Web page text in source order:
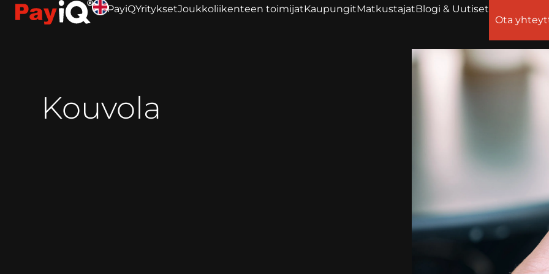
PayiQYrityksetJoukkoliikenteen toimijatKaupungitMatkustajatBlogi & Uutiset
Ota
Kouvola